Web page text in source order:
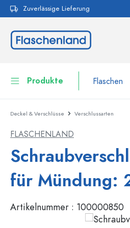
Zur
Zuverlässige Lieferung
Produkte Flaschen
Flaschen
Vorratsbehälter
Geschirr
Kosmetikbehälter
Deckel & Verschlüsse Verschlussarten
FLASCHENLAND
für Mündung:
Artikelnummer : 100000850